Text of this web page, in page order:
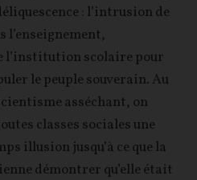
: l’intrusion de
l’enseignement,
l’institution scolaire pour
le peuple souverain. Au
asséchant, on
classes sociales une
illusion jusqu’à ce que la
démontrer qu’elle était